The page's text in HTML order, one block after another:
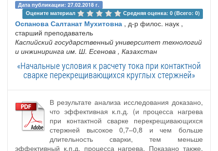
Дата публикации: 27.02.2018 г.
Оцените материал
Средняя оценка: 0 (Всего: 0)
Оспанова Салтанат Мухитовна , д-р филос. наук ,
старший преподаватель
Каспийский государственный университет технологий
и инжиниринга им. Ш. Есенова , Казахстан
«Начальные условия к расчету тока при контактной
сварке перекрещивающихся круглых стержней»
В результате анализа исследования доказано,
что эффективная к.п.д. (и процесса нагрева
при контактной сварке перекрещивающихся
стержней высокое 0,7–0,8 и чем больше
длительность сварки, тем меньше
эффективный к.п.д. процесса нагрева. Показано также,